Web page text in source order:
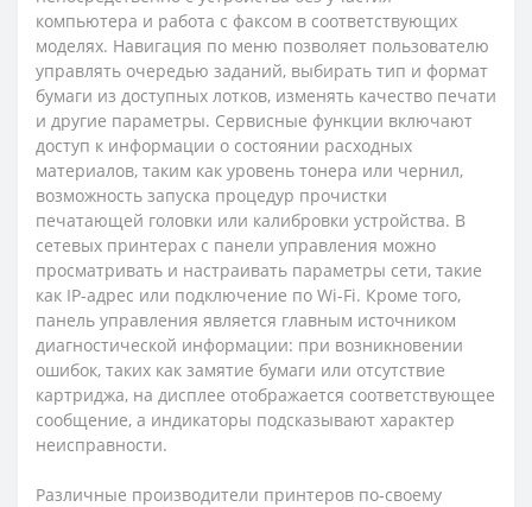
компьютера и работа с факсом в соответствующих
моделях. Навигация по меню позволяет пользователю
управлять очередью заданий, выбирать тип и формат
бумаги из доступных лотков, изменять качество печати
и другие параметры. Сервисные функции включают
доступ к информации о состоянии расходных
материалов, таким как уровень тонера или чернил,
возможность запуска процедур прочистки
печатающей головки или калибровки устройства. В
сетевых принтерах с панели управления можно
просматривать и настраивать параметры сети, такие
как IP-адрес или подключение по Wi-Fi. Кроме того,
панель управления является главным источником
диагностической информации: при возникновении
ошибок, таких как замятие бумаги или отсутствие
картриджа, на дисплее отображается соответствующее
сообщение, а индикаторы подсказывают характер
неисправности.
Различные производители принтеров по-своему